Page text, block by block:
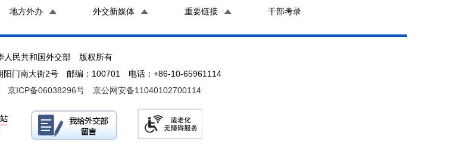
地方外办 外交新媒体 重要链接 干部考录
人民共和国外交部 版权所有
阳门南大街2号 邮编：100701 电话：+86-10-65961114
京ICP备06038296号 京公网安备11040102700114